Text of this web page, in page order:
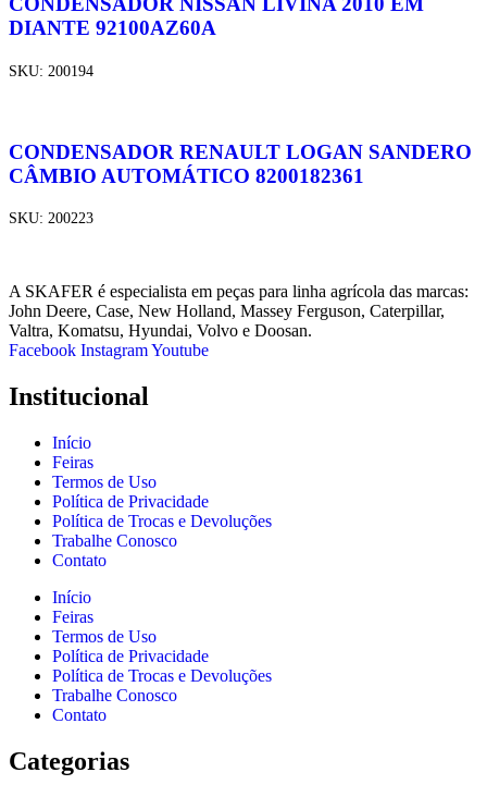
DIANTE 92100AZ60A
SKU: 200194
CONDENSADOR RENAULT LOGAN SANDERO
CÂMBIO AUTOMÁTICO 8200182361
SKU: 200223
A SKAFER é especialista em peças para linha agrícola das marcas:
John Deere, Case, New Holland, Massey Ferguson, Caterpillar,
Valtra, Komatsu, Hyundai, Volvo e Doosan.
Facebook InstagramYoutube
Institucional
Início
Feiras
Termos de Uso
Política de Privacidade
Política de Trocas e Devoluções
Trabalhe Conosco
Contato
Início
Feiras
Termos de Uso
Política de Privacidade
Política de Trocas e Devoluções
Trabalhe Conosco
Contato
Categorias